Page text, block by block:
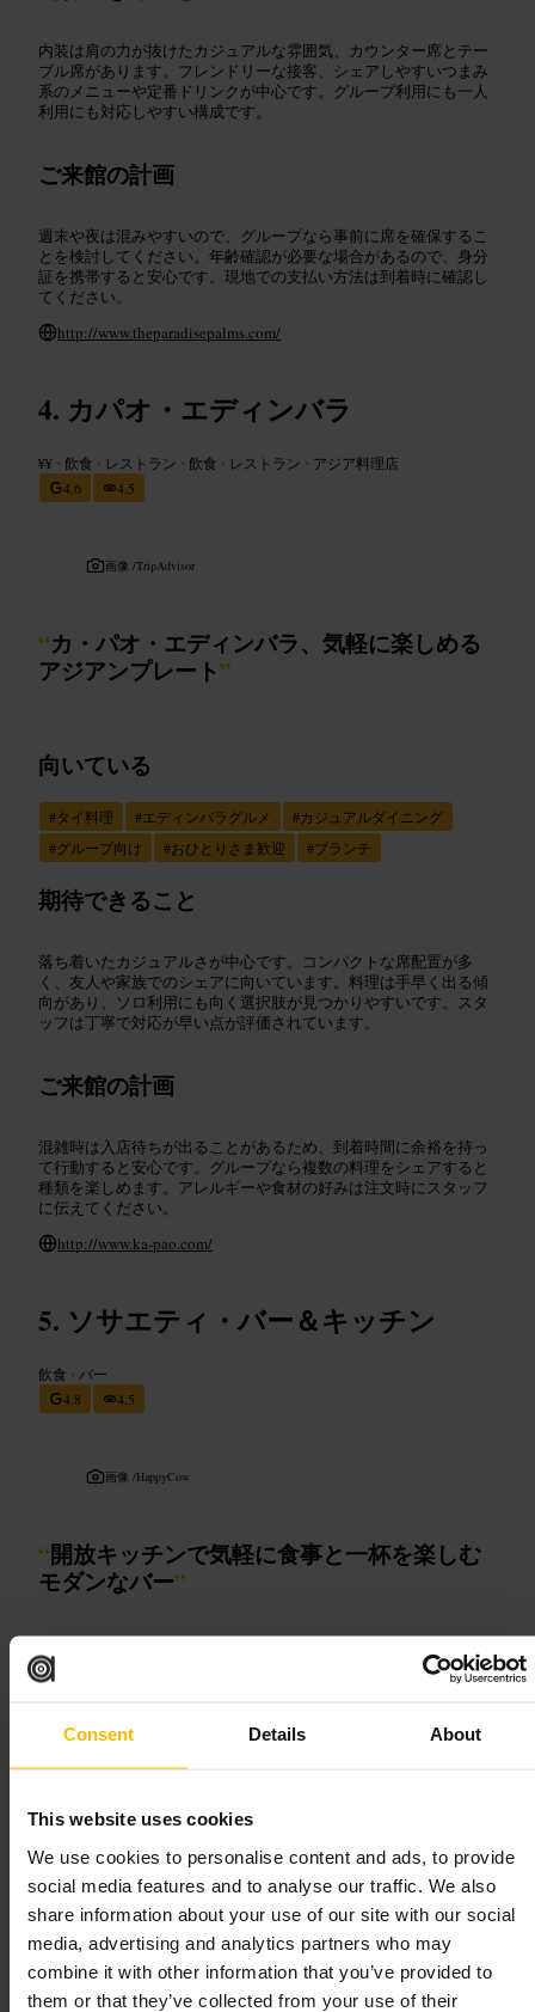
Consent Details About
This website uses cookies
We use cookies to personalise content and ads, to provide
social media features and to analyse our traffic. We also
share information about your use of our site with our social
media, advertising and analytics partners who may
combine it with other information that you’ve provided to
them or that they’ve collected from your use of their
内装は肩の力が抜けたカジュアルな雰囲気、カウンター席とテー
ブル席があります。フレンドリーな接客、シェアしやすいつまみ
系のメニューや定番ドリンクが中心です。グループ利用にも一人
利用にも対応しやすい構成です。
ご来館の計画
週末や夜は混みやすいので、グループなら事前に席を確保するこ
とを検討してください。年齢確認が必要な場合があるので、身分
証を携帯すると安心です。現地での支払い方法は到着時に確認し
てください。
http://www.theparadisepalms.com/
カパオ・エディンバラ
¥¥ • 飲食 • レストラン • 飲食 • レストラン • アジア料理店
4.6
4.5
画像 /TripAdvisor
“カ・パオ・エディンバラ、気軽に楽しめる
アジアンプレート”
向いている
#タイ料理 #エディンバラグルメ #カジュアルダイニング
#グループ向け #おひとりさま歓迎 #ブランチ
期待できること
落ち着いたカジュアルさが中心です。コンパクトな席配置が多
く、友人や家族でのシェアに向いています。料理は手早く出る傾
向があり、ソロ利用にも向く選択肢が見つかりやすいです。スタ
ッフは丁寧で対応が早い点が評価されています。
ご来館の計画
混雑時は入店待ちが出ることがあるため、到着時間に余裕を持っ
て行動すると安心です。グループなら複数の料理をシェアすると
種類を楽しめます。アレルギーや食材の好みは注文時にスタッフ
に伝えてください。
http://www.ka-pao.com/
ソサエティ・バー＆キッチン
飲食 • バー
4.8
4.5
画像 /HappyCow
“開放キッチンで気軽に食事と一杯を楽しむ
モダンなバー”
向いている
エディンバラ オープンキッチン
オープンキッチン越しに調理風景を見られる席があります。ハイ
テーブルや共有テーブルが多めで、賑やかな雰囲気になりやすい
店内です。メニューはステーキやフライ、地元料理やブランチ向
けの一皿が中心で、料理の盛り付けや味付けに安定感がありま
す。スタッフは親切で目配りが行き届いています。